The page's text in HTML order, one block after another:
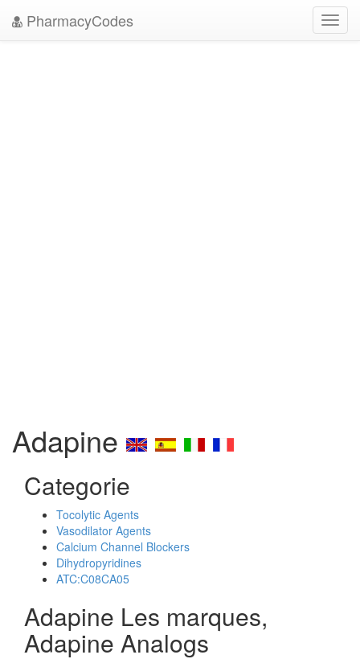
PharmacyCodes
Adapine
Categorie
Tocolytic Agents
Vasodilator Agents
Calcium Channel Blockers
Dihydropyridines
ATC:C08CA05
Adapine Les marques,
Adapine Analogs